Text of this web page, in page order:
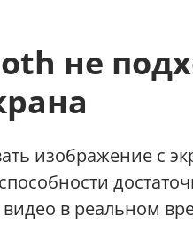
не
изображение с
в реальном